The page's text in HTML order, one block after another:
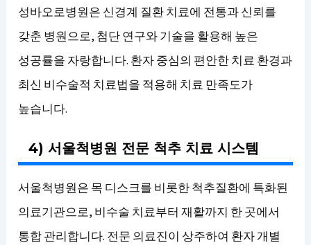
성바오로병원은 신경계 질환 치료에 전통과 신뢰를
갖춘 병원으로, 첨단 연구와 기술을 활용해 높은
성공률을 자랑합니다. 환자 중심의 편안한 치료 환경과
최신 비수술적 치료법을 적용해 치료 만족도가
높습니다.
4) 서울척병원 전문 척추 치료 시스템
서울척병원은 목 디스크를 비롯한 척추질환에 특화된
의료기관으로, 비수술 치료부터 재활까지 한 곳에서
통합 관리합니다. 전문 의료진이 상주하여 환자 개별